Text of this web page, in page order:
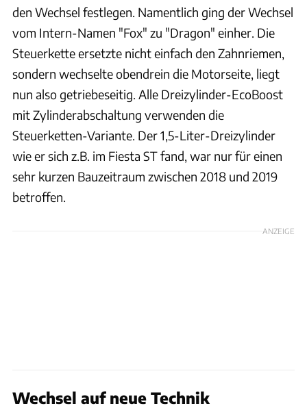
den Wechsel festlegen. Namentlich ging der Wechsel
vom Intern-Namen "Fox" zu "Dragon" einher. Die
Steuerkette ersetzte nicht einfach den Zahnriemen,
sondern wechselte obendrein die Motorseite, liegt
nun also getriebeseitig. Alle Dreizylinder-EcoBoost
mit Zylinderabschaltung verwenden die
Steuerketten-Variante. Der 1,5-Liter-Dreizylinder
wie er sich z.B. im Fiesta ST fand, war nur für einen
sehr kurzen Bauzeitraum zwischen 2018 und 2019
betroffen.
ANZEIGE
Wechsel auf neue Technik